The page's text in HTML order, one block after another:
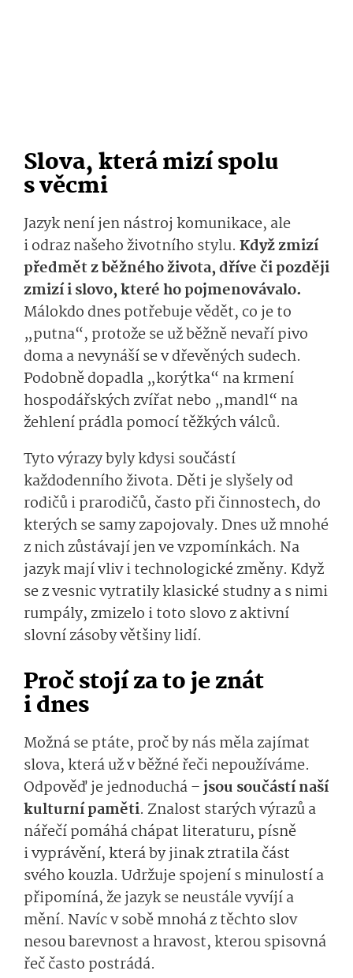
Slova, která mizí spolu
s věcmi
Jazyk není jen nástroj komunikace, ale
i odraz našeho životního stylu. Když zmizí
předmět z běžného života, dříve či později
zmizí i slovo, které ho pojmenovávalo.
Málokdo dnes potřebuje vědět, co je to
„putna“, protože se už běžně nevaří pivo
doma a nevynáší se v dřevěných sudech.
Podobně dopadla „korýtka“ na krmení
hospodářských zvířat nebo „mandl“ na
žehlení prádla pomocí těžkých válců.
Tyto výrazy byly kdysi součástí
každodenního života. Děti je slyšely od
rodičů i prarodičů, často při činnostech, do
kterých se samy zapojovaly. Dnes už mnohé
z nich zůstávají jen ve vzpomínkách. Na
jazyk mají vliv i technologické změny. Když
se z vesnic vytratily klasické studny a s nimi
rumpály, zmizelo i toto slovo z aktivní
slovní zásoby většiny lidí.
Proč stojí za to je znát
i dnes
Možná se ptáte, proč by nás měla zajímat
slova, která už v běžné řeči nepoužíváme.
Odpověď je jednoduchá –jsou součástí naší
kulturní paměti. Znalost starých výrazů a
nářečí pomáhá chápat literaturu, písně
i vyprávění, která by jinak ztratila část
svého kouzla. Udržuje spojení s minulostí a
připomíná, že jazyk se neustále vyvíjí a
mění. Navíc v sobě mnohá z těchto slov
nesou barevnost a hravost, kterou spisovná
řeč často postrádá.